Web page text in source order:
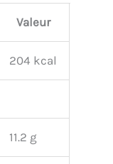
Valeur
204 kcal
11.2 g